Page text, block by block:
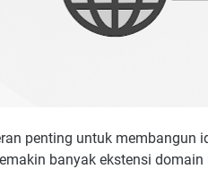
penting untuk membangun
banyak ekstensi